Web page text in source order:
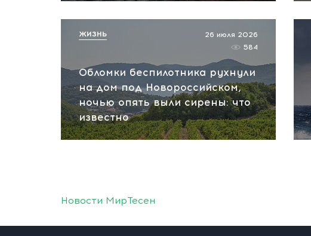
Обломки беспилотника рухнули
на дом под Новороссийском,
ночью опять выли сирены: что
известно
26 июля 2026
584
ЖИЗНЬ
Новости МирТесен